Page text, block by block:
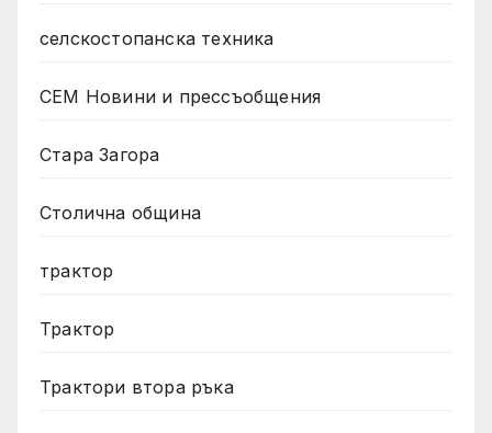
селскостопанска техника
СЕМ Новини и прессъобщения
Стара Загора
Столична община
трактор
Трактор
Трактори втора ръка